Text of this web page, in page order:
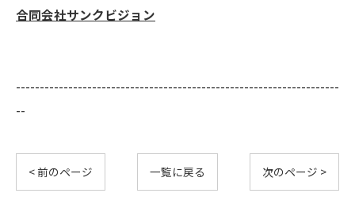
合同会社サンクビジョン
--------------------------------------------------------------------
--
< 前のページ 一覧に戻る 次のページ >